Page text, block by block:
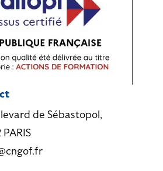
de Sébastopol,